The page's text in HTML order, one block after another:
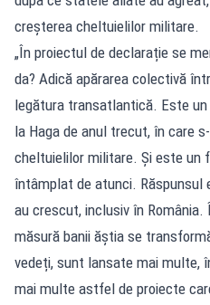
creșterea cheltuielilor militare.
„În proiectul de declarație se
da? Adică apărarea colectivă
legătura transatlantică. Este
la Haga de anul trecut, în care
cheltuielilor militare. Și este un
întâmplat de atunci.
au crescut, inclusiv în
măsură banii ăștia se
vedeți, sunt lansate mai multe,
mai multe astfel de proiecte